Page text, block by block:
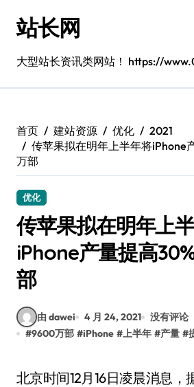
站长网
大型站长资讯类网站！ https://
首页 建站资源 优化
2021
传苹果拟在明年上半年将iPhone
万部
优化
传苹果拟在明年上
iPhone产量提高
部
由 dawei 4 月 24, 2021
没有评论
#9600万部 #iPhone #上半年 #产量 #
北京时间12月16日凌晨消息，据熟知内情的消